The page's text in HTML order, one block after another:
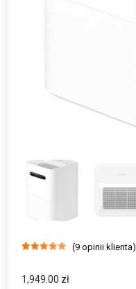
1,949.00 zł
podstawie
ocen
(9 opinii klienta)